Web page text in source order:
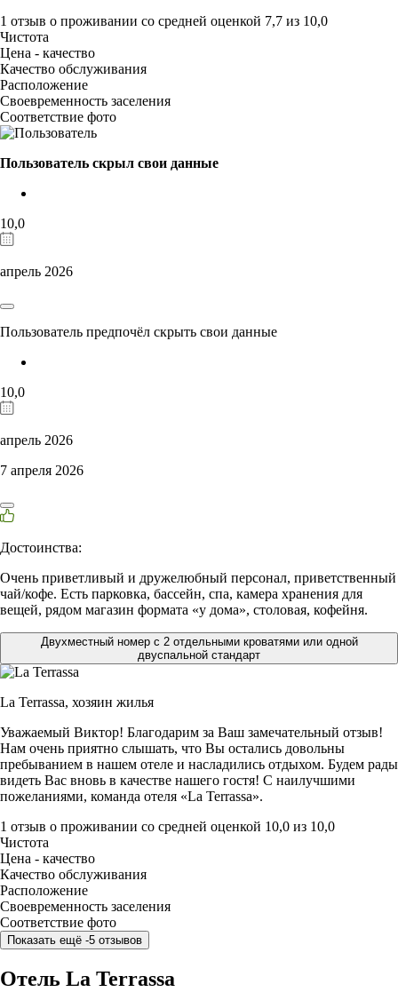
1 отзыв о проживании со средней оценкой 7,7 из 10,0
Чистота
Цена - качество
Качество обслуживания
Расположение
Своевременность заселения
Соответствие фото
Пользователь скрыл свои данные
10,0
апрель 2026
Пользователь предпочёл скрыть свои данные
10,0
апрель 2026
7 апреля 2026
Достоинства:
Очень приветливый и дружелюбный персонал, приветственный
чай/кофе. Есть парковка, бассейн, спа, камера хранения для
вещей, рядом магазин формата «у дома», столовая, кофейня.
Двухместный номер с 2 отдельными кроватями или одной
двуспальной стандарт
La Terrassa, хозяин жилья
Уважаемый Виктор! Благодарим за Ваш замечательный отзыв!
Нам очень приятно слышать, что Вы остались довольны
пребыванием в нашем отеле и насладились отдыхом. Будем рады
видеть Вас вновь в качестве нашего гостя! С наилучшими
пожеланиями, команда отеля «La Terrassa».
1 отзыв о проживании со средней оценкой 10,0 из 10,0
Чистота
Цена - качество
Качество обслуживания
Расположение
Своевременность заселения
Соответствие фото
Показать ещё -5 отзывов
Отель La Terrassa